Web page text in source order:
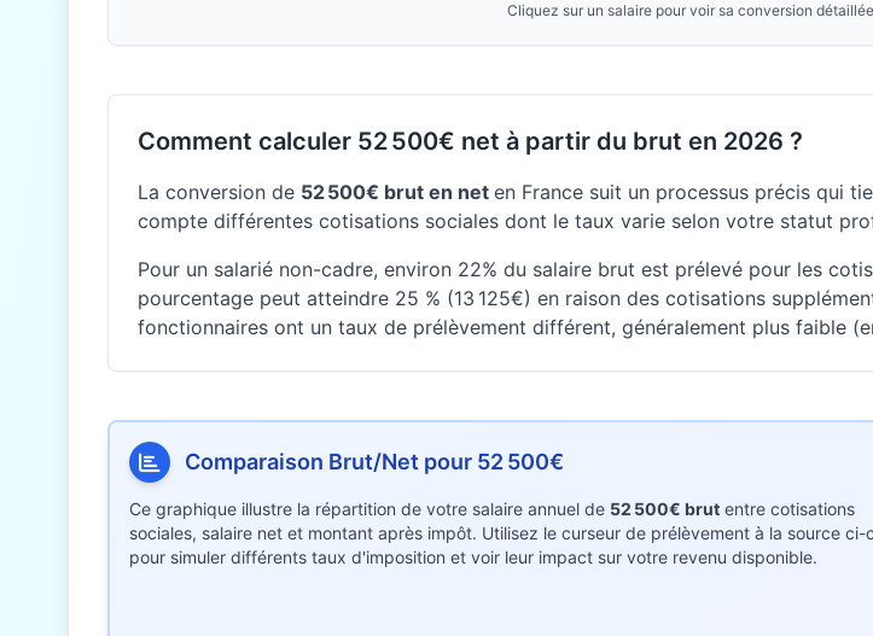
Cliquez sur un salaire pour voir sa conversion
Comment calculer 52 500€ net à partir du brut en 2026 ?
La conversion de 52 500€ brut en net en France suit un processus précis qui
compte différentes cotisations sociales dont le taux varie selon votre statut
Pour un salarié non-cadre, environ 22% du salaire brut est prélevé pour les
pourcentage peut atteindre 25 % (13 125€) en raison des cotisations
fonctionnaires ont un taux de prélèvement différent, généralement plus faible
Comparaison Brut/Net pour 52 500€
Ce graphique illustre la répartition de votre salaire annuel de 52 500€ brut entre cotisations
sociales, salaire net et montant après impôt. Utilisez le curseur de prélèvement à la source ci-
pour simuler différents taux d'imposition et voir leur impact sur votre revenu disponible.